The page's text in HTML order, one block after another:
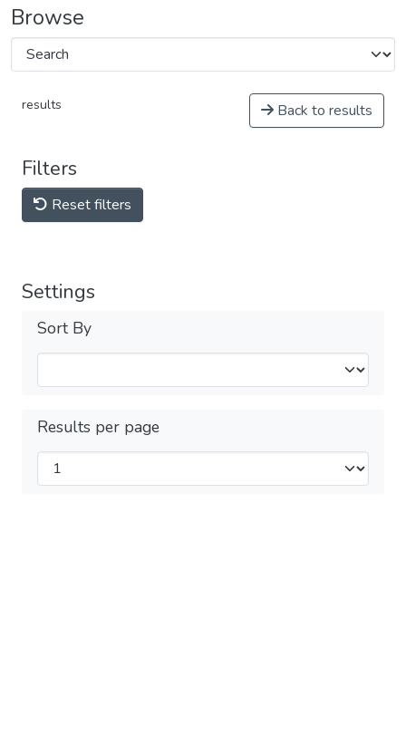
Browse
results Back to results
Filters
Reset filters
Settings
Sort By
Results per page